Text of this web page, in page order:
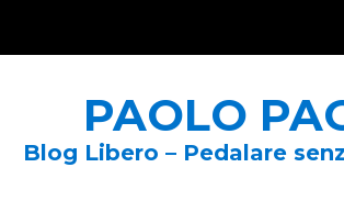
PAOLO
Blog Libero – Pedalare